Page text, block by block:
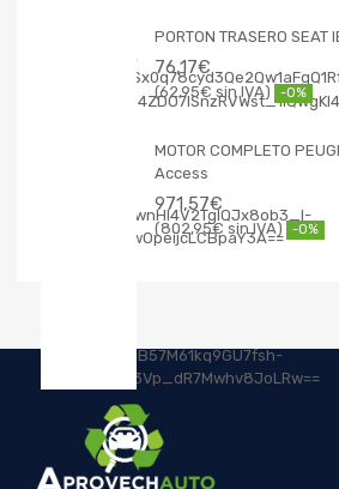
PORTON TRASERO SEAT
76,17€
62,95€ -0%
MOTOR COMPLETO
Access
971,57€
802,95€ -0%